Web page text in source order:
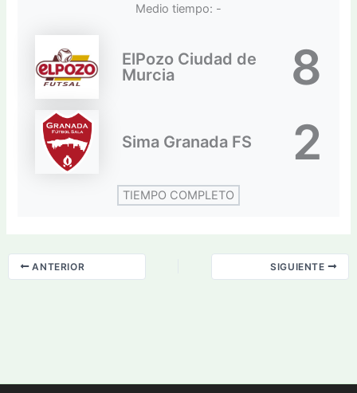
Medio tiempo: -
ElPozo Ciudad de
Murcia
8
Sima Granada FS 2
TIEMPO COMPLETO
ANTERIOR SIGUIENTE